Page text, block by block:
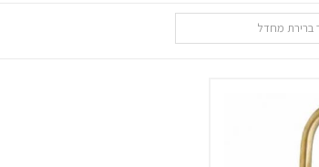
ברירת מחדל